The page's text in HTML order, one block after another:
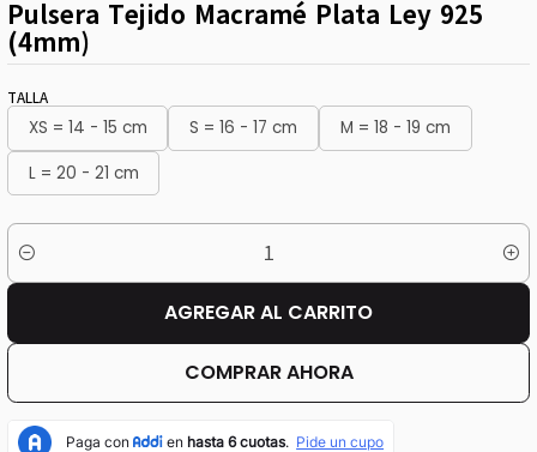
Pulsera Tejido Macramé Plata Ley 925
(4mm)
TALLA
XS = 14 - 15 cm S = 16 - 17 cm
M = 18 - 19 cm
L = 20 - 21 cm
Cantidad
AGREGAR AL CARRITO
COMPRAR AHORA